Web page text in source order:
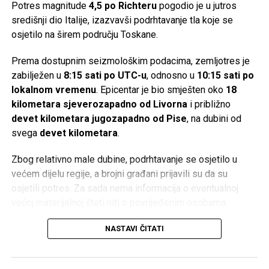
igračku!‘ Nakon pronalaska izgubljene stvari, treba dijete
podsjetiti da mu je Allah, dž.š., pomogao da pronađe
igračku i da se treba zahvaliti. Ovakav pristup u dječijim
pomaže.
Druga mogućnost je da se dijete pred polazak na spavanje
podstakne na učenje Ajetu-l-Kursijje. Ova prilika se
iskoristi da se kod djeteta razvije lijepo mišljenje o
melekima. „Sine, ako ovo proučiš, dragi Allah ti pošalje
naštetiti. Allah će ti poslati čuvara koji je jak i ne da
nikome na tebe.“
pod ruku. Ukoliko sami ne živimo i ne praktikujemo islam,
ukoliko govorimo drugima učite Kur’an, a sami to ne
Potres magnitude 4,5 po Richterupogodio je u jutros
središnji dio Italije, izazvavši podrhtavanje tla koje se
osjetilo na širem području Toskane.
Prema dostupnim seizmološkim podacima, zemljotres je
zabilježen u 8:15 sati po UTC-u, odnosno u 10:15 sati po
lokalnom vremenu. Epicentar je bio smješten oko 18
kilometara sjeverozapadno od Livornai približno
devet kilometara jugozapadno od Pise, na dubini od
svega devet kilometara.
Zbog relativno male dubine, podrhtavanje se osjetilo u
većem dijelu regije, a brojni građani prijavili su da su
osjetili potres. Za sada nema informacija o eventualnoj
Italija se nalazi na jednom od seizmički najaktivnijih
Euroazijske tektonske ploče. Upravo zbog toga ova zemlja
NASTAVI ČITATI